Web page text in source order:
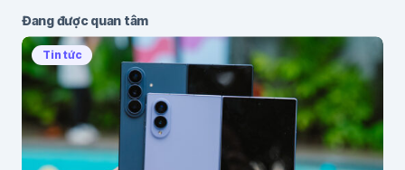
Đang được quan tâm
Tin tức